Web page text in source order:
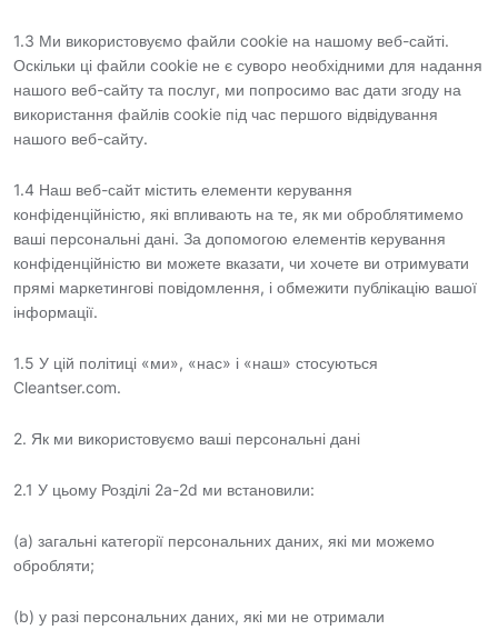
1.3 Ми використовуємо файли cookie на нашому веб-сайті.
Оскільки ці файли cookie не є суворо необхідними для надання
нашого веб-сайту та послуг, ми попросимо вас дати згоду на
використання файлів cookie під час першого відвідування
нашого веб-сайту.
1.4 Наш веб-сайт містить елементи керування
конфіденційністю, які впливають на те, як ми оброблятимемо
ваші персональні дані. За допомогою елементів керування
конфіденційністю ви можете вказати, чи хочете ви отримувати
прямі маркетингові повідомлення, і обмежити публікацію вашої
інформації.
1.5 У цій політиці «ми», «нас» і «наш» стосуються
Cleantser.com.
2. Як ми використовуємо ваші персональні дані
2.1 У цьому Розділі 2a-2d ми встановили:
(a) загальні категорії персональних даних, які ми можемо
обробляти;
(b) у разі персональних даних, які ми не отримали